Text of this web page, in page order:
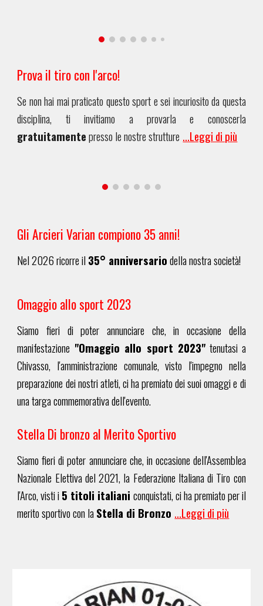
Prova il tiro con l'arco!
Se non hai mai praticato questo sport e sei incuriosito da questa
disciplina, ti invitiamo a provarla e conoscerla
gratuitamentepresso le nostre strutture ...Leggi di più
Gli Arcieri Varian compiono 35anni!
Nel 2026ricorre il 35° anniversariodella nostra società!
Omaggio allo sport 2023
Siamo fieri di poter annunciare che, in occasione della
manifestazione "Omaggio allo sport 2023"tenutasi a
Chivasso, l'amministrazione comunale, visto l'impegno nella
preparazione dei nostri atleti, ci ha premiatodei suoi omaggi e di
una targa commemorativa dell'evento.
Stella Di bronzo al Merito Sportivo
Siamo fieri di poter annunciare che, in occasione dell'Assemblea
Nazionale Elettiva del 2021, la Federazione Italiana di Tiro con
l'Arco, visti i 5 titoli italiani conquistati, ci ha premiato per il
merito sportivo con la Stella di Bronzo ...Leggi di più